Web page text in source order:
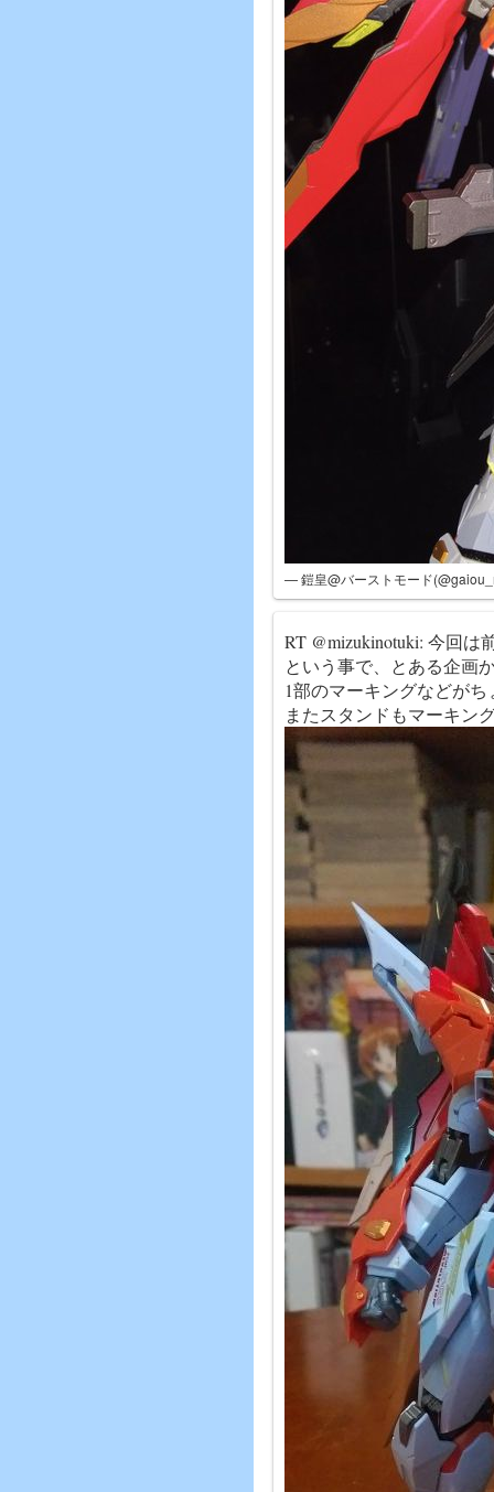
— 鎧皇@バーストモード
RT @mizukinotuki: 今回
という事で、とある企画
1部のマーキングなどが
またスタンドもマーキン